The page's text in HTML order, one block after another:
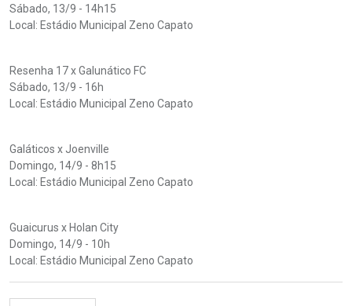
Sábado, 13/9 - 14h15
Local: Estádio Municipal Zeno Capato
Resenha 17 x Galunático FC
Sábado, 13/9 - 16h
Local: Estádio Municipal Zeno Capato
Galáticos x Joenville
Domingo, 14/9 - 8h15
Local: Estádio Municipal Zeno Capato
Guaicurus x Holan City
Domingo, 14/9 - 10h
Local: Estádio Municipal Zeno Capato